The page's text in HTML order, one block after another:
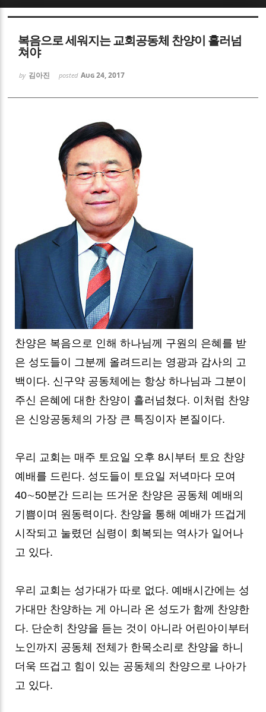
복음으로 세워지는 교회공동체 찬양이 흘러넘
쳐야
by 김아진 posted Aug 24, 2017
찬양은 복음으로 인해 하나님께 구원의 은혜를 받
은 성도들이 그분께 올려드리는 영광과 감사의 고
백이다. 신구약 공동체에는 항상 하나님과 그분이
주신 은혜에 대한 찬양이 흘러넘쳤다. 이처럼 찬양
은 신앙공동체의 가장 큰 특징이자 본질이다.
우리 교회는 매주 토요일 오후 8시부터 토요 찬양
예배를 드린다. 성도들이 토요일 저녁마다 모여
40∼50분간 드리는 뜨거운 찬양은 공동체 예배의
기쁨이며 원동력이다. 찬양을 통해 예배가 뜨겁게
시작되고 눌렸던 심령이 회복되는 역사가 일어나
고 있다.
우리 교회는 성가대가 따로 없다. 예배시간에는 성
가대만 찬양하는 게 아니라 온 성도가 함께 찬양한
다. 단순히 찬양을 듣는 것이 아니라 어린아이부터
노인까지 공동체 전체가 한목소리로 찬양을 하니
더욱 뜨겁고 힘이 있는 공동체의 찬양으로 나아가
고 있다.
Sketchbook5, 스케치북5
Sketchbook5, 스케치북5